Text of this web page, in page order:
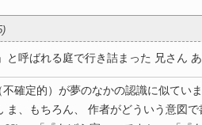
と呼ばれる庭で行き詰まった 兄さん
確定的）が夢のなかの認識に似てい
ま、もちろん、 作者がどういう意図